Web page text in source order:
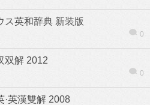
ス英和辞典 新装版
0
双解 2012
0
·英漢雙解 2008